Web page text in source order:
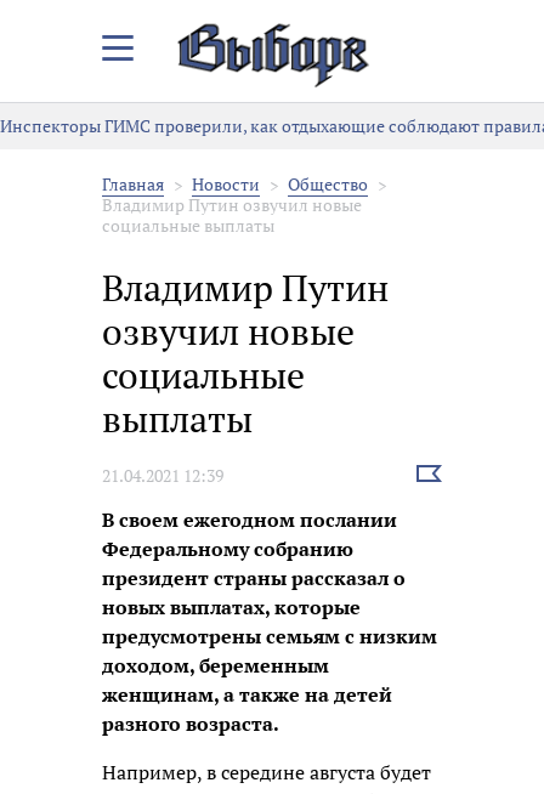
Закрыть/
меню
Инспекторы ГИМС проверили, как отдыхающие соблюдают
Главная Новости
Общество
Владимир Путин озвучил новые
социальные выплаты
Владимир Путин
озвучил новые
социальные
выплаты
21.04.2021 12:39
Выбрать
В своем ежегодном послании
Федеральному собранию
президент страны рассказал о
новых выплатах, которые
предусмотрены семьям с низким
доходом, беременным
женщинам, а также на детей
разного возраста.
Например, в середине августа будет